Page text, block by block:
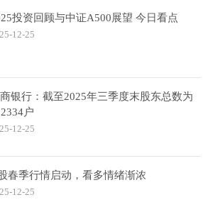
投资回顾与中证A500展望 今日看点
12-25
银行：截至2025年三季度末股东总数为
户
12-25
春季行情启动，看多情绪渐浓
12-25